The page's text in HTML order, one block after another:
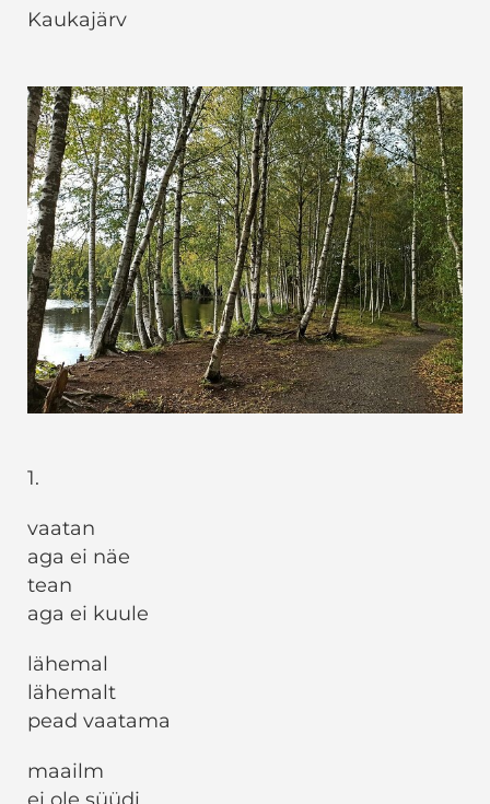
Kaukajärv
1.
vaatan
aga ei näe
tean
aga ei kuule
lähemal
lähemalt
pead vaatama
maailm